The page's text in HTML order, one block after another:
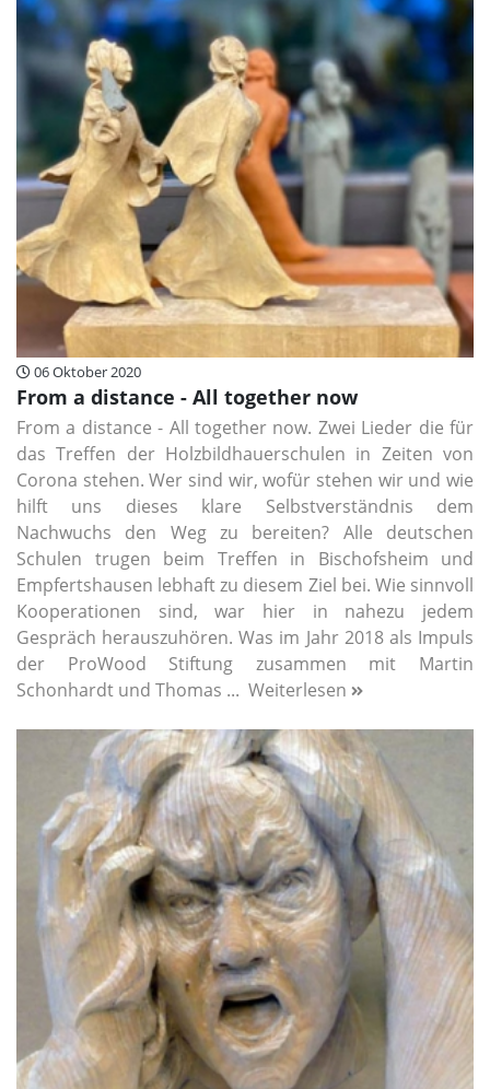
06 Oktober 2020
From a distance - All together now
From a distance - All together now​. Zwei Lieder die für
das Treffen der Holzbildhauerschulen in Zeiten von
Corona stehen. Wer sind wir, wofür stehen wir und wie
hilft uns dieses klare Selbstverständnis dem
Nachwuchs den Weg zu bereiten? Alle deutschen
Schulen trugen beim Treffen in Bischofsheim und
Empfertshausen lebhaft zu diesem Ziel bei. Wie sinnvoll
Kooperationen sind, war hier in nahezu jedem
Gespräch herauszuhören. Was im Jahr 2018 als Impuls
der ProWood Stiftung zusammen mit Martin
Schonhardt und Thomas ... Weiterlesen